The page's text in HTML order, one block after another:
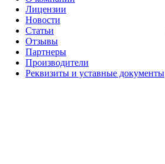
Лицензии
Новости
Статьи
Отзывы
Партнеры
Производители
Реквизиты и уставные документы